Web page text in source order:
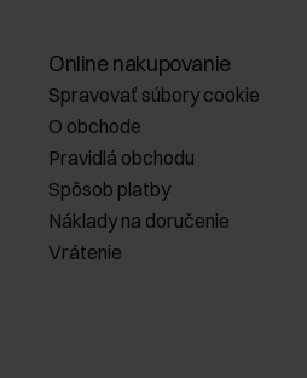
Online nakupovanie
Spravovať súbory cookie
O obchode
Pravidlá obchodu
Spôsob platby
Náklady na doručenie
Vrátenie